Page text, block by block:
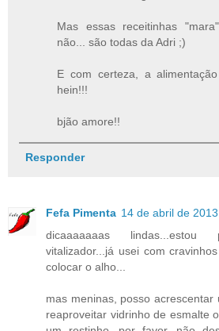
Mas essas receitinhas
não... são todas da Adri ;)
E com certeza, a
hein!!!
bjão amore!!
Responder
Fefa Pimenta 14 de abril de
dicaaaaaaas
vitalizador...já usei com
colocar o alho...
mas meninas, posso
reaproveitar vidrinho de esmalte